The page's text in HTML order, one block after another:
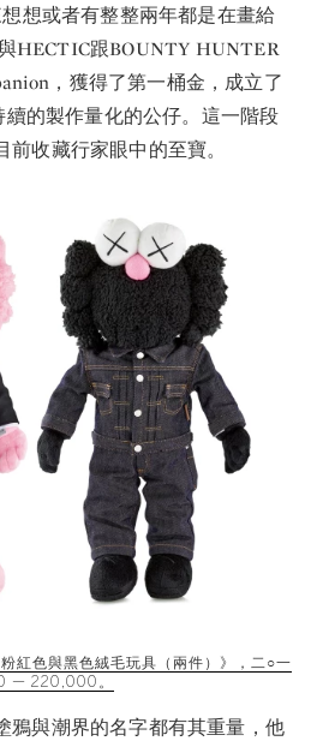
想或者有整整兩年都是在畫給
HECTIC跟BOUNTY HUNTER
，獲得了第一桶金，成立了
的製作量化的公仔。這一階段
收藏行家眼中的至寶。
紅色與黑色絨毛玩具（兩件）》，二○一
— 220,000。
鴉與潮界的名字都有其重量，他